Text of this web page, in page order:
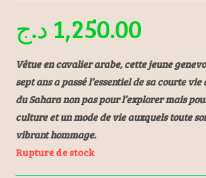
1,250.00 د.ج
Vêtue en cavalier arabe, cette jeune
sept ans a passé l’essentiel de sa courte
du Sahara non pas pour l’explorer mais
culture et un mode de vie auxquels toute
vibrant hommage.
Rupture de stock